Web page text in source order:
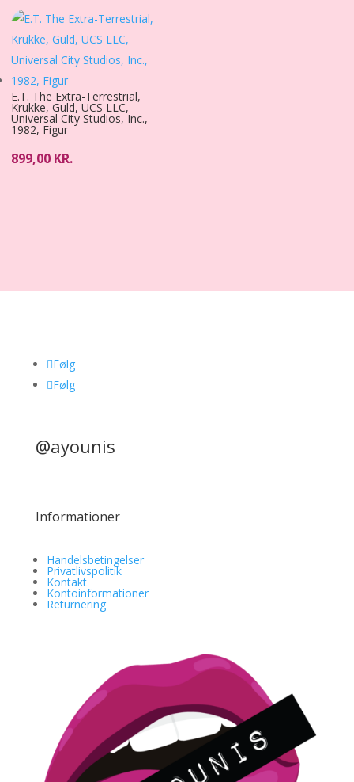
E.T. The Extra-Terrestrial,
Krukke, Guld, UCS LLC,
Universal City Studios, Inc.,
1982, Figur
899,00 KR.
Følg
Følg
@ayounis
Informationer
Handelsbetingelser
Privatlivspolitik
Kontakt
Kontoinformationer
Returnering